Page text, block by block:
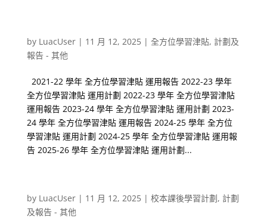
by LuacUser| 11 月 12, 2025| 全方位學習津貼, 計劃及
報告 - 其他
2021-22 學年 全方位學習津貼 運用報告 2022-23 學年
全方位學習津貼 運用計劃 2022-23 學年 全方位學習津貼
運用報告 2023-24 學年 全方位學習津貼 運用計劃 2023-
24 學年 全方位學習津貼 運用報告 2024-25 學年 全方位
學習津貼 運用計劃 2024-25 學年 全方位學習津貼 運用報
告 2025-26 學年 全方位學習津貼 運用計劃...
by LuacUser| 11 月 12, 2025| 校本課後學習計劃, 計劃
及報告 - 其他